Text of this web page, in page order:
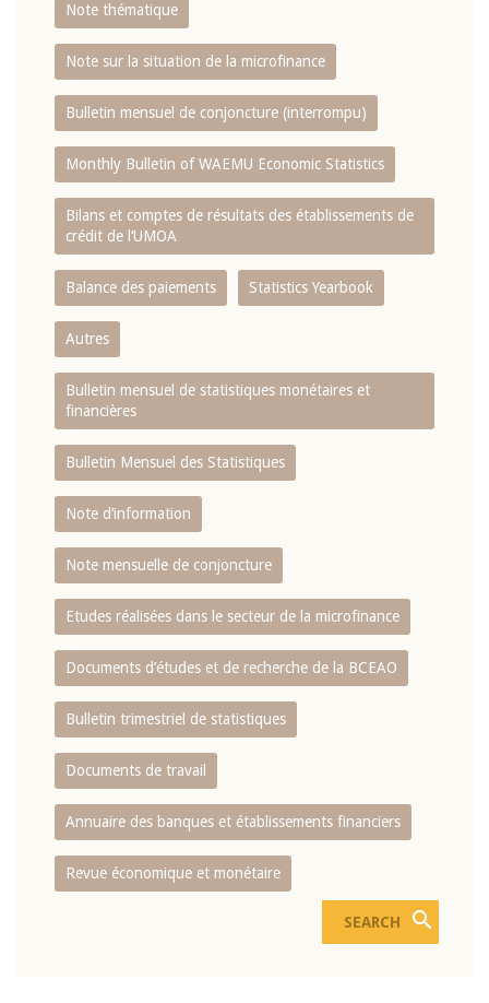
Note thématique
Note sur la situation de la microfinance
Bulletin mensuel de conjoncture (interrompu)
Monthly Bulletin of WAEMU Economic Statistics
Bilans et comptes de résultats des établissements de
crédit de l‘UMOA
Balance des paiements Statistics Yearbook
Autres
Bulletin mensuel de statistiques monétaires et
financières
Bulletin Mensuel des Statistiques
Note d’information
Note mensuelle de conjoncture
Etudes réalisées dans le secteur de la microfinance
Documents d’études et de recherche de la BCEAO
Bulletin trimestriel de statistiques
Documents de travail
Annuaire des banques et établissements financiers
Revue économique et monétaire